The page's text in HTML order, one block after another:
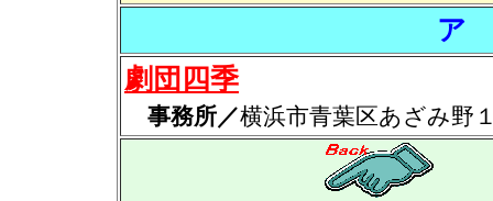
ア
劇団四季
事務所／横浜市青葉区あざみ